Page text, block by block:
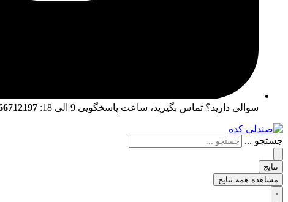
سوالی دارید؟ تماس بگیرید، ساعت پاسخگویی 9 الی 18:
جستجو ...
نتایج
مشاهده همه نتایج